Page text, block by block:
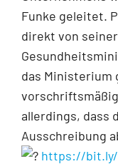
Funke geleitet.
direkt von
das Ministerium
allerdings, dass
Ausschreibung
https://bit.ly/